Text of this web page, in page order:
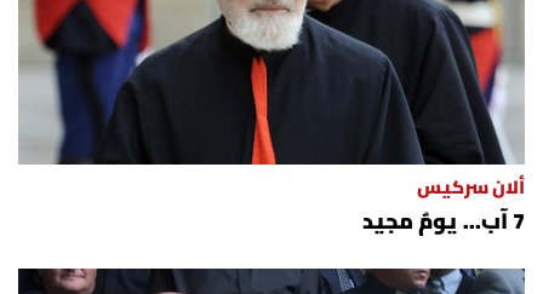
ألان سركيس
7 آب... يومٌ مجيد